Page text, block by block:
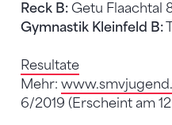
Reck B: Getu Flaachtal
Gymnastik Kleinfeld B:
Resultate
Mehr:
6/2019 (Erscheint am